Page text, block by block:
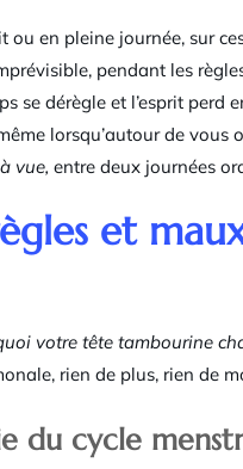
ou en pleine journée, sur
pendant les
se dérègle et l’esprit perd
lorsqu’autour de vous
vue, entre deux journées
et
votre tête tambourine
rien de plus, rien de
du cycle